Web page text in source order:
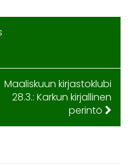
Maaliskuun kirjastoklubi
28.3.: Karkun kirjallinen
perintö